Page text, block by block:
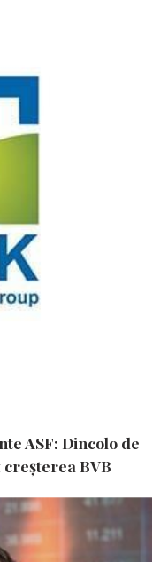
ASF: Dincolo de
creșterea BVB